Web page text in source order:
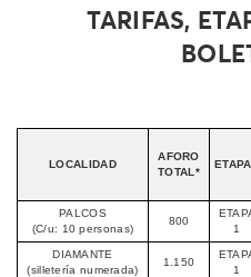
TARIFAS,
LOCALIDAD
AFORO
TOTAL*
PALCOS
(C/u: 10 personas)
800
1
DIAMANTE
(silletería numerada)
1.150
1